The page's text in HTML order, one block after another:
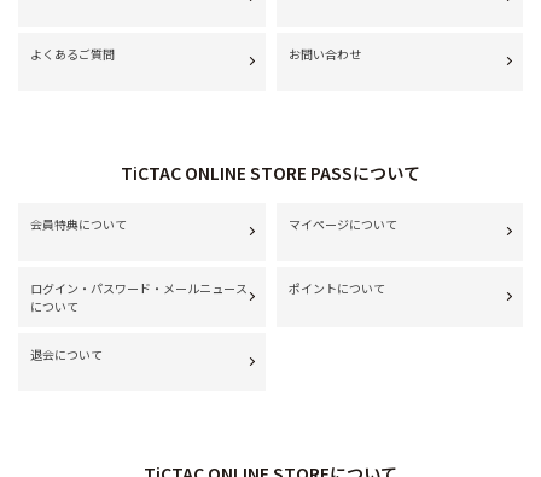
よくあるご質問 お問い合わせ
TiCTAC ONLINE STORE PASSについて
会員特典について マイページについて
ログイン・パスワード・メールニュース
について
ポイントについて
退会について